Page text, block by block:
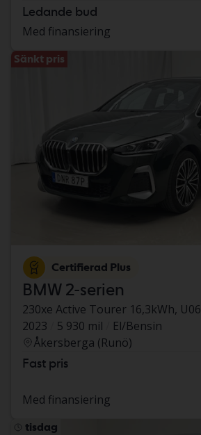
Ledande bud
Med finansiering
Sänkt pris
Certifierad Plus
BMW 2-serien
230xe Active Tourer 16,3kWh, U06
2023
5 930 mil
El/Bensin
Åkersberga (Runö)
Fast pris
Med finansiering
tisdag